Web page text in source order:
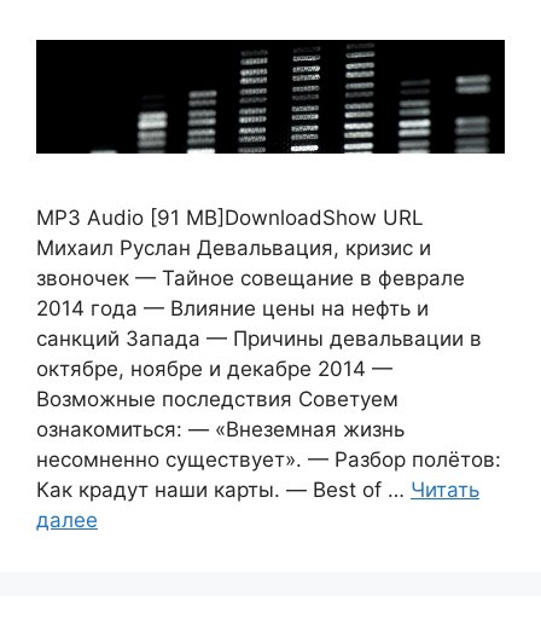
MP3 Audio [91 MB]DownloadShow URL
Михаил Руслан Девальвация, кризис и
звоночек — Тайное совещание в феврале
2014 года — Влияние цены на нефть и
санкций Запада — Причины девальвации в
октябре, ноябре и декабре 2014 —
Возможные последствия Советуем
ознакомиться: — «Внеземная жизнь
несомненно существует». — Разбор полётов:
Как крадут наши карты. — Best of … Читать
далее